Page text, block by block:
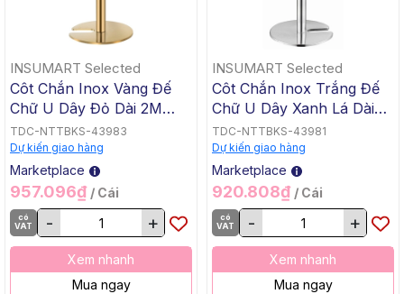
INSUMART Selected
Côt Chắn Inox Vàng Đế
Chữ U Dây Đỏ Dài 2M
PTCI-V
TDC-NTTBKS-43983
Dự kiến giao hàng
Marketplace
957.096₫ / Cái
có
VAT
- +
Xem nhanh
Mua ngay
INSUMART Selected
Côt Chắn Inox Trắng Đế
Chữ U Dây Xanh Lá Dài
2M PTCI-U2
TDC-NTTBKS-43981
Dự kiến giao hàng
Marketplace
920.808₫ / Cái
có
VAT
- +
Xem nhanh
Mua ngay